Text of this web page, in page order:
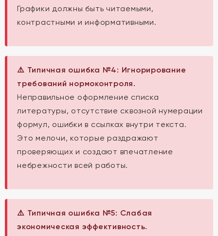
Графики должны быть читаемыми,
контрастными и информативными.
⚠️ Типичная ошибка №4: Игнорирование
требований нормоконтроля.
Неправильное оформление списка
литературы, отсутствие сквозной нумерации
формул, ошибки в ссылках внутри текста.
Это мелочи, которые раздражают
проверяющих и создают впечатление
небрежности всей работы.
⚠️ Типичная ошибка №5: Слабая
экономическая эффективность.